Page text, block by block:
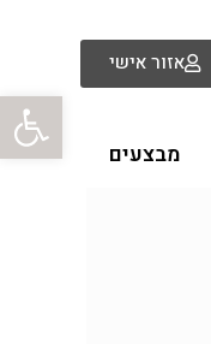
פתח
אזור אישי
מבצעים